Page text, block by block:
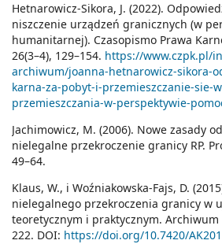
Hetnarowicz-Sikora, J. (2022).
niszczenie urządzeń granicznych (w
humanitarnej). Czasopismo Prawa
26(3–4), 129–154. https://www.czpk.pl/
archiwum/joanna-hetnarowicz-sikora-
karna-za-pobyt-i-przemieszczanie-sie-
przemieszczania-w-perspektywie-
Jachimowicz, M. (2006). Nowe zasady
nielegalne przekroczenie granicy RP.
49–64.
Klaus, W., i Woźniakowska-Fajs, D.
nielegalnego przekroczenia granicy w
teoretycznym i praktycznym.
222. DOI: https://doi.org/10.7420/